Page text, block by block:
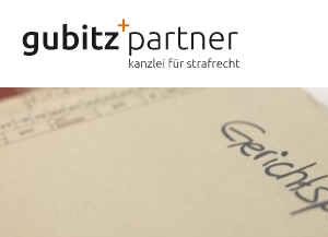
Inhalt